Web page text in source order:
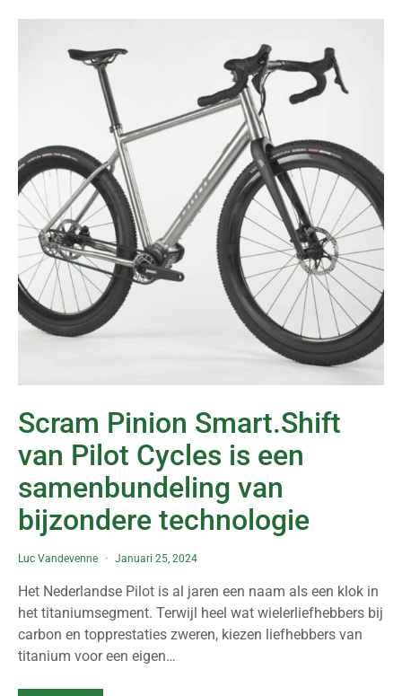
Scram Pinion Smart.Shift
van Pilot Cycles is een
samenbundeling van
bijzondere technologie
Luc Vandevenne Januari 25, 2024
Het Nederlandse Pilot is al jaren een naam als een klok in
het titaniumsegment. Terwijl heel wat wielerliefhebbers bij
carbon en topprestaties zweren, kiezen liefhebbers van
titanium voor een eigen…